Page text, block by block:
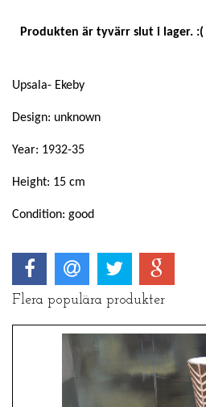
Produkten är tyvärr slut i lager. :(
Upsala- Ekeby
Design: unknown
Year: 1932-35
Height: 15 cm
Condition: good
Flera populära produkter